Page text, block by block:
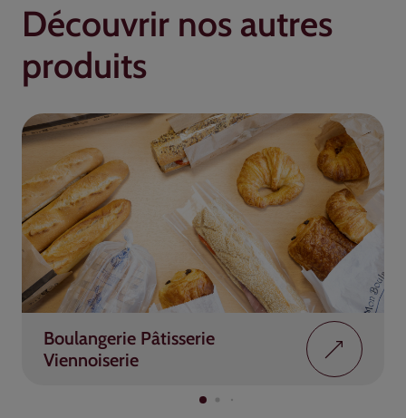
Découvrir nos autres
produits
Boulangerie Pâtisserie
Viennoiserie